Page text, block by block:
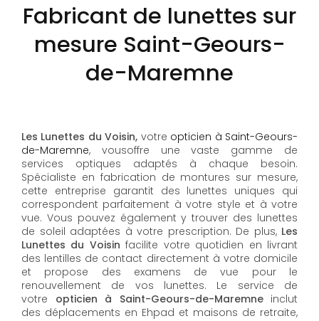
Fabricant de lunettes sur
mesure Saint-Geours-
de-Maremne
Les Lunettes du Voisin, votre opticien à Saint-Geours-
de-Maremne, vousoffre une vaste gamme de
services optiques adaptés à chaque besoin.
Spécialiste en fabrication de montures sur mesure,
cette entreprise garantit des lunettes uniques qui
correspondent parfaitement à votre style et à votre
vue. Vous pouvez également y trouver des lunettes
de soleil adaptées à votre prescription. De plus, Les
Lunettes du Voisin facilite votre quotidien en livrant
des lentilles de contact directement à votre domicile
et propose des examens de vue pour le
renouvellement de vos lunettes. Le service de
votre opticien à Saint-Geours-de-Maremneinclut
des déplacements en Ehpad et maisons de retraite,